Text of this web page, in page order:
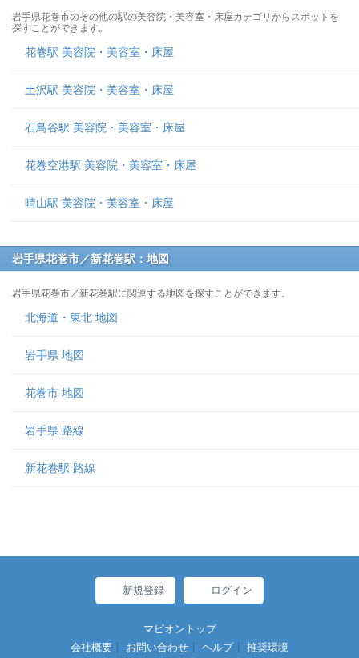
岩手県花巻市のその他の駅の美容院・美容室・床屋カテゴリからスポットを
探すことができます。
花巻駅 美容院・美容室・床屋
土沢駅 美容院・美容室・床屋
石鳥谷駅 美容院・美容室・床屋
花巻空港駅 美容院・美容室・床屋
晴山駅 美容院・美容室・床屋
岩手県花巻市／新花巻駅：地図
岩手県花巻市／新花巻駅に関連する地図を探すことができます。
北海道・東北 地図
岩手県 地図
花巻市 地図
岩手県 路線
新花巻駅 路線
新規登録 ログイン
マピオントップ
会社概要
お問い合わせ ヘルプ 推奨環境